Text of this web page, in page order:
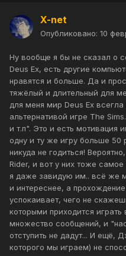
X-net
Опубликовано: 10
Ну вообще я бы не сказал о
Deus Ex, есть другие
нравятся и больше. Да и
тяжёлый и длительный для
для меня мир Deus Ex
альтернативой игре The
и т.п". Это и есть мотивация
одну и ту же игру больше 50
никуда не годиться!
Rider, и вот у них тоже самое
я даже завидую им.. всё же
и интереснее, а
успокаивает, чего не
которыми приходится
множество сообщений, и
отступить не дадут... И ещё,
которого мы играем) не